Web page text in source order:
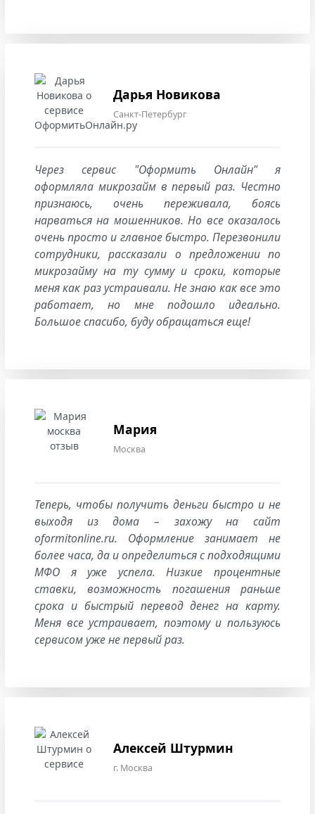
Дарья Новикова
Санкт-Петербург
Через сервис "Оформить Онлайн" я
оформляла микрозайм в первый раз. Честно
признаюсь, очень переживала, боясь
нарваться на мошенников. Но все оказалось
очень просто и главное быстро. Перезвонили
сотрудники, рассказали о предложении по
микрозайму на ту сумму и сроки, которые
меня как раз устраивали. Не знаю как все это
работает, но мне подошло идеально.
Большое спасибо, буду обращаться еще!
Мария
Москва
Теперь, чтобы получить деньги быстро и не
выходя из дома – захожу на сайт
oformitonline.ru. Оформление занимает не
более часа, да и определиться с подходящими
МФО я уже успела. Низкие процентные
ставки, возможность погашения раньше
срока и быстрый перевод денег на карту.
Меня все устраивает, поэтому и пользуюсь
сервисом уже не первый раз.
Алексей Штурмин
г. Москва